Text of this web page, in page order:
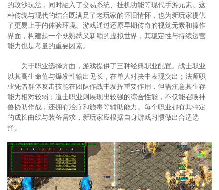
的攻沙玩法，同时融入了交易系统、挂机功能等现代手游元素。这
种传统与现代的结合既满足了老玩家的怀旧情怀，也为新玩家提供
了更易上手的体验环境。游戏通过还原早期传奇的视觉元素和操作
界面，构建起一个既熟悉又新颖的虚拟世界，其稳定性与持续运营
能力也是考量的重要因素。
关于职业选择方面，游戏提供了三种经典职业配置。战士职业
以其高生命值与爆发性输出见长，在单人对决中表现突出；法师职
业凭借群体攻击技能在团队作战中发挥重要作用，但需注意其生存
能力相对较弱；道士职业则展现出较强的综合性能，不仅能召唤神
兽协助作战，还拥有治疗和施毒等辅助能力。每个职业都有其特定
的成长曲线与装备需求，新玩家应根据自身游戏习惯做出合适选
择。